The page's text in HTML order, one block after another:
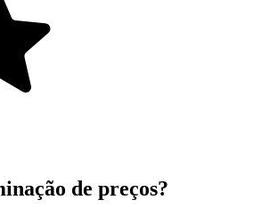
de preços?